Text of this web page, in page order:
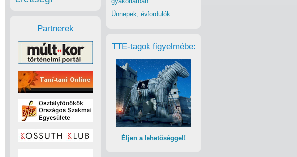
Ünnepek, évfordulók
TTE-tagok figyelmébe:
Éljen a lehetőséggel!
Partnerek